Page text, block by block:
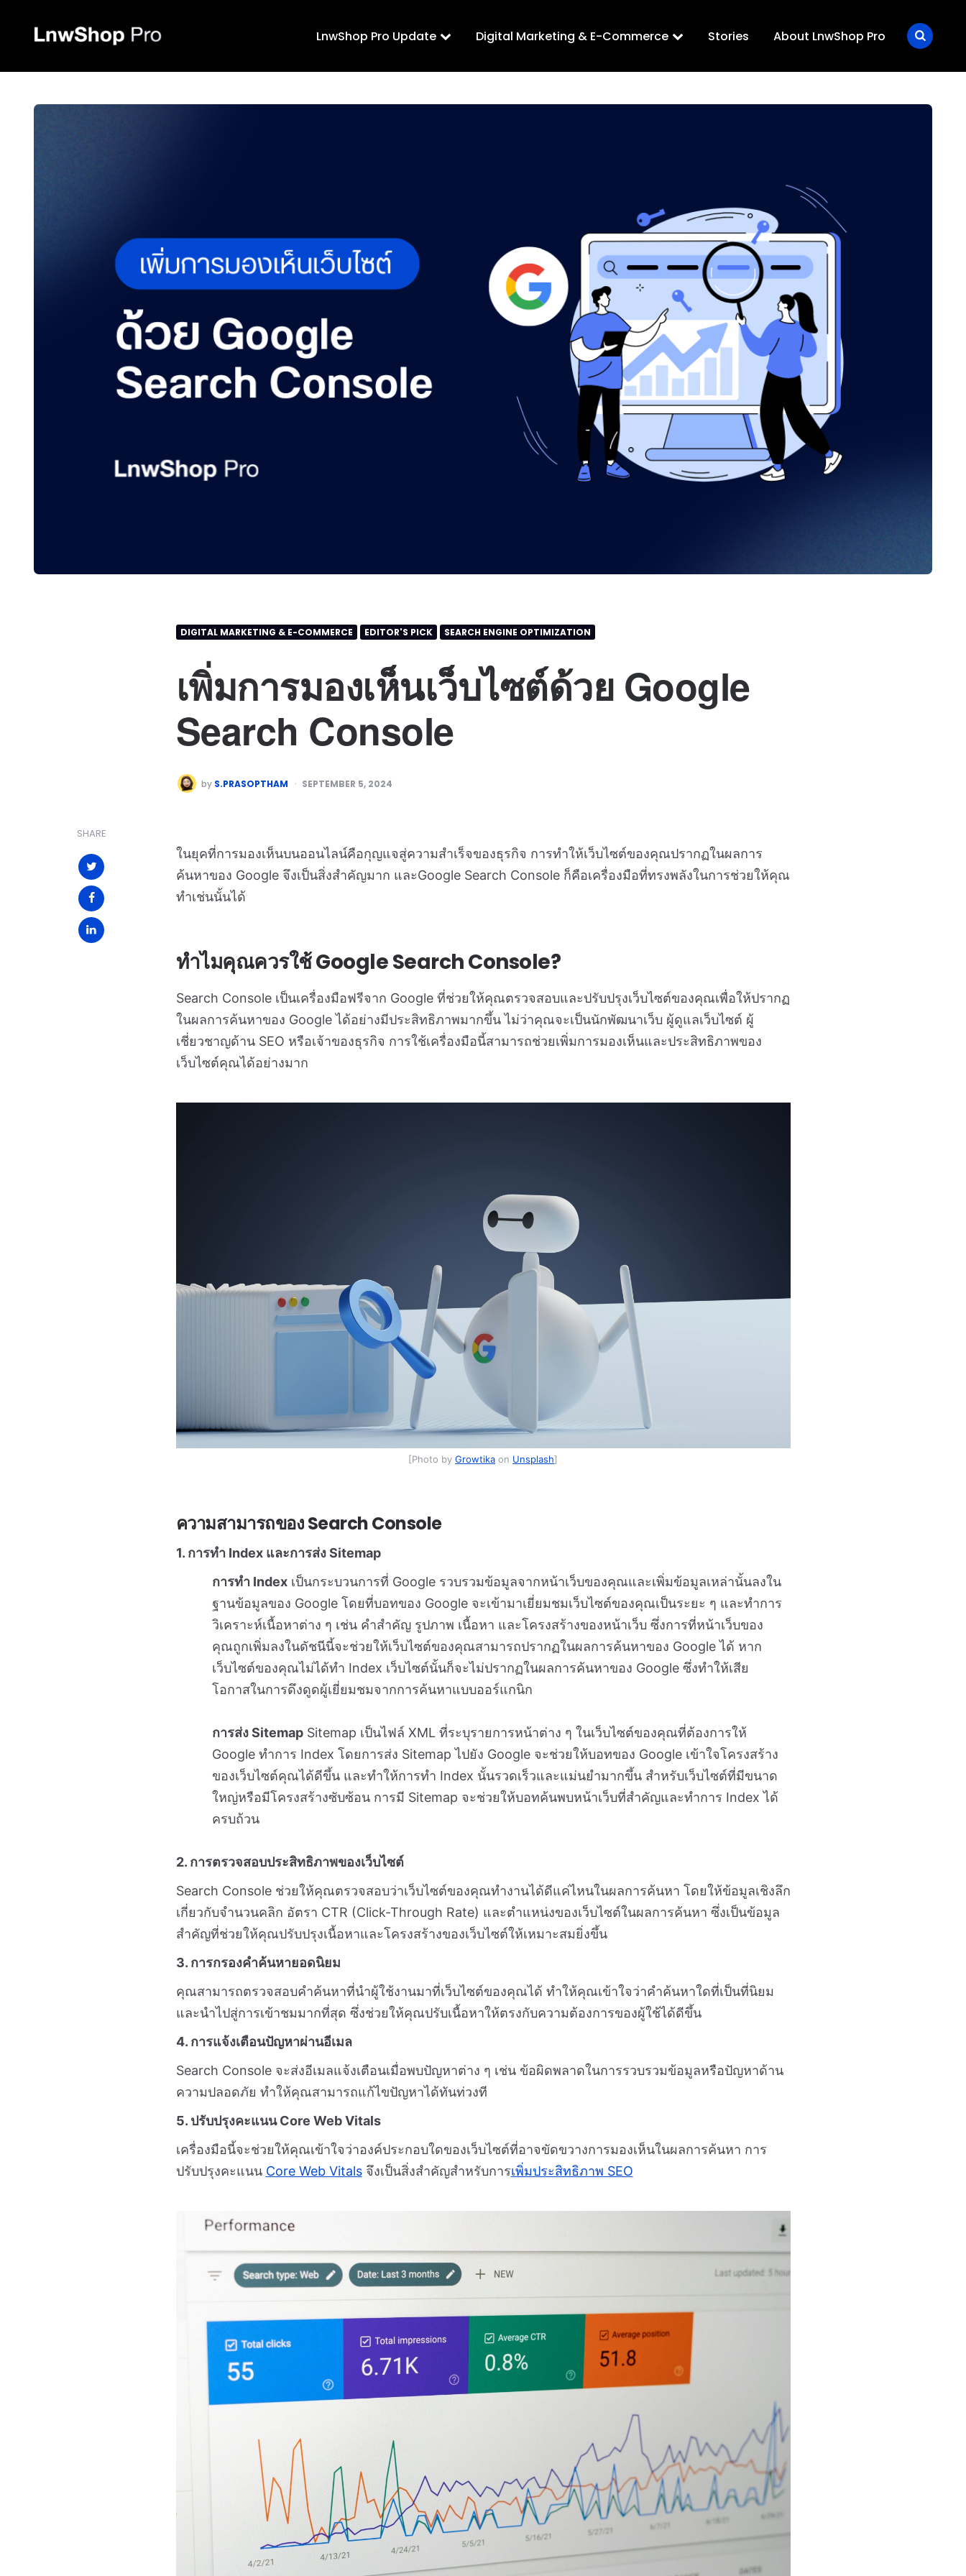
LnwShop Pro Update Digital Marketing & E-Commerce Stories About LnwShop Pro
DIGITAL MARKETING & E-COMMERCE EDITOR'S PICK SEARCH ENGINE OPTIMIZATION
เพิ่มการมองเห็นเว็บไซต์ด้วย Google
Search Console
by S.PRASOPTHAM SEPTEMBER 5, 2024
SHARE
ในยุคที่การมองเห็นบนออนไลน์คือกุญแจสู่ความสำเร็จของธุรกิจ การทำให้เว็บไซต์ของคุณปรากฏในผลการ
ค้นหาของ Google จึงเป็นสิ่งสำคัญมาก และGoogle Search Console ก็คือเครื่องมือที่ทรงพลังในการช่วยให้คุณ
ทำเช่นนั้นได้
ทำไมคุณควรใช้ Google Search Console?
Search Console เป็นเครื่องมือฟรีจาก Google ที่ช่วยให้คุณตรวจสอบและปรับปรุงเว็บไซต์ของคุณเพื่อให้ปรากฏ
ในผลการค้นหาของ Google ได้อย่างมีประสิทธิภาพมากขึ้น ไม่ว่าคุณจะเป็นนักพัฒนาเว็บ ผู้ดูแลเว็บไซต์ ผู้
เชี่ยวชาญด้าน SEO หรือเจ้าของธุรกิจ การใช้เครื่องมือนี้สามารถช่วยเพิ่มการมองเห็นและประสิทธิภาพของ
เว็บไซต์คุณได้อย่างมาก
[Photo by Growtika on Unsplash]
ความสามารถของ Search Console
1. การทำ Index และการส่ง Sitemap
การทำ Indexเป็นกระบวนการที่ Google รวบรวมข้อมูลจากหน้าเว็บของคุณและเพิ่มข้อมูลเหล่านั้นลงใน
ฐานข้อมูลของ Google โดยที่บอทของ Google จะเข้ามาเยี่ยมชมเว็บไซต์ของคุณเป็นระยะ ๆ และทำการ
วิเคราะห์เนื้อหาต่าง ๆ เช่น คำสำคัญ รูปภาพ เนื้อหา และโครงสร้างของหน้าเว็บ ซึ่งการที่หน้าเว็บของ
คุณถูกเพิ่มลงในดัชนีนี้จะช่วยให้เว็บไซต์ของคุณสามารถปรากฏในผลการค้นหาของ Google ได้ หาก
เว็บไซต์ของคุณไม่ได้ทำ Index เว็บไซต์นั้นก็จะไม่ปรากฏในผลการค้นหาของ Google ซึ่งทำให้เสีย
โอกาสในการดึงดูดผู้เยี่ยมชมจากการค้นหาแบบออร์แกนิก
การส่ง SitemapSitemap เป็นไฟล์ XML ที่ระบุรายการหน้าต่าง ๆ ในเว็บไซต์ของคุณที่ต้องการให้
Google ทำการ Index โดยการส่ง Sitemap ไปยัง Google จะช่วยให้บอทของ Google เข้าใจโครงสร้าง
ของเว็บไซต์คุณได้ดีขึ้น และทำให้การทำ Index นั้นรวดเร็วและแม่นยำมากขึ้น สำหรับเว็บไซต์ที่มีขนาด
ใหญ่หรือมีโครงสร้างซับซ้อน การมี Sitemap จะช่วยให้บอทค้นพบหน้าเว็บที่สำคัญและทำการ Index ได้
ครบถ้วน
2. การตรวจสอบประสิทธิภาพของเว็บไซต์
Search Console ช่วยให้คุณตรวจสอบว่าเว็บไซต์ของคุณทำงานได้ดีแค่ไหนในผลการค้นหา โดยให้ข้อมูลเชิงลึก
เกี่ยวกับจำนวนคลิก อัตรา CTR (Click-Through Rate) และตำแหน่งของเว็บไซต์ในผลการค้นหา ซึ่งเป็นข้อมูล
สำคัญที่ช่วยให้คุณปรับปรุงเนื้อหาและโครงสร้างของเว็บไซต์ให้เหมาะสมยิ่งขึ้น
3. การกรองคำค้นหายอดนิยม
คุณสามารถตรวจสอบคำค้นหาที่นำผู้ใช้งานมาที่เว็บไซต์ของคุณได้ ทำให้คุณเข้าใจว่าคำค้นหาใดที่เป็นที่นิยม
และนำไปสู่การเข้าชมมากที่สุด ซึ่งช่วยให้คุณปรับเนื้อหาให้ตรงกับความต้องการของผู้ใช้ได้ดีขึ้น
4. การแจ้งเตือนปัญหาผ่านอีเมล
Search Console จะส่งอีเมลแจ้งเตือนเมื่อพบปัญหาต่าง ๆ เช่น ข้อผิดพลาดในการรวบรวมข้อมูลหรือปัญหาด้าน
ความปลอดภัย ทำให้คุณสามารถแก้ไขปัญหาได้ทันท่วงที
5. ปรับปรุงคะแนน Core Web Vitals
เครื่องมือนี้จะช่วยให้คุณเข้าใจว่าองค์ประกอบใดของเว็บไซต์ที่อาจขัดขวางการมองเห็นในผลการค้นหา การ
ปรับปรุงคะแนน Core Web Vitalsจึงเป็นสิ่งสำคัญสำหรับการเพิ่มประสิทธิภาพ SEO